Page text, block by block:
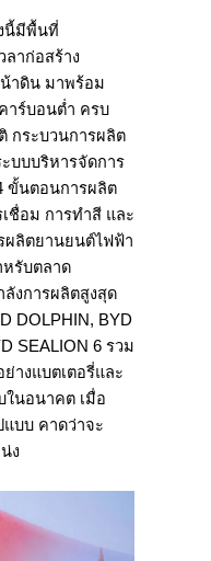
นี้มีพื้นที่
ลาก่อสร้าง
าดิน มาพร้อม
าร์บอนต่ำ ครบ
กระบวนการผลิต
บบบริหารจัดการ
ขั้นตอนการผลิต
ชื่อม การทำสี และ
ผลิตยานยนต์ไฟฟ้า
รับตลาด
งการผลิตสูงสุด
DOLPHIN, BYD
SEALION 6 รวม
างแบตเตอรี่และ
ในอนาคต เมื่อ
แบบ คาดว่าจะ
ง